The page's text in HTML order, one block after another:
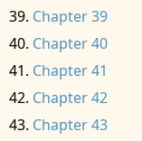
Chapter 39
Chapter 40
Chapter 41
Chapter 42
Chapter 43